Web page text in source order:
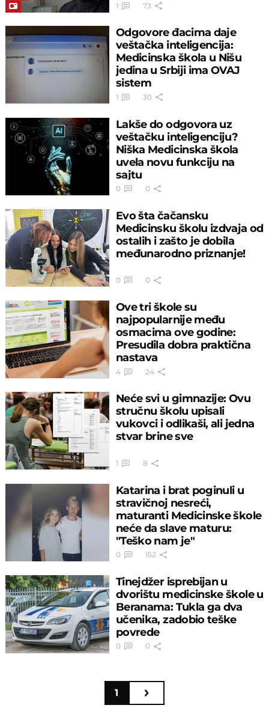
1 73
Odgovore đacima daje
veštačka inteligencija:
Medicinska škola u Nišu
jedina u Srbiji ima OVAJ
sistem
1 30
Lakše do odgovora uz
veštačku inteligenciju?
Niška Medicinska škola
uvela novu funkciju na
sajtu
0 0
Evo šta čačansku
Medicinsku školu izdvaja od
ostalih i zašto je dobila
međunarodno priznanje!
0 0
Ove tri škole su
najpopularnije među
osmacima ove godine:
Presudila dobra praktična
nastava
4 24
Neće svi u gimnazije: Ovu
stručnu školu upisali
vukovci i odlikaši, ali jedna
stvar brine sve
1 8
Katarina i brat poginuli u
stravičnoj nesreći,
maturanti Medicinske škole
neće da slave maturu:
"Teško nam je"
0 152
Tinejdžer isprebijan u
dvorištu medicinske škole u
Beranama: Tukla ga dva
učenika, zadobio teške
povrede
0 0
1